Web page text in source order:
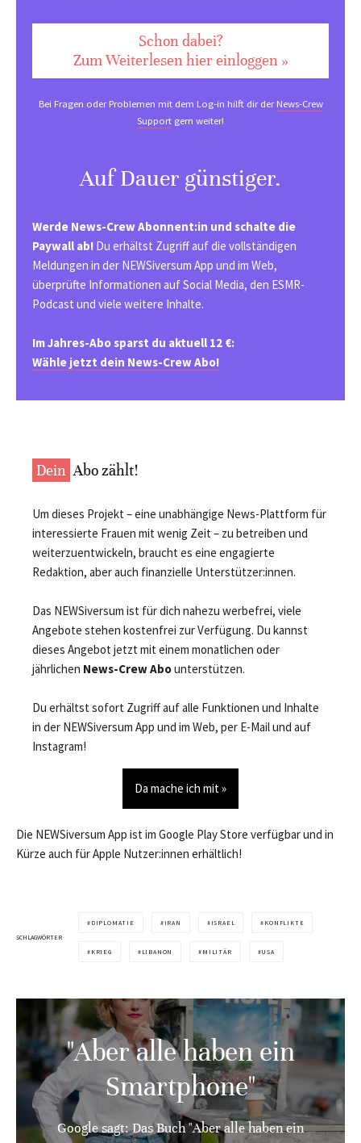
Schon dabei?
Zum Weiterlesen hier einloggen »
Bei Fragen oder Problemen mit dem Log-in hilft dir derNews-Crew
Support gern weiter!
Auf Dauer günstiger.
Werde News-Crew Abonnent:in und schalte die
Paywall ab! Du erhältst Zugriff auf die vollständigen
Meldungen in der NEWSiversum App und im Web,
überprüfte Informationen auf Social Media, den ESMR-
Podcast und viele weitere Inhalte.
Im Jahres-Abo sparst du aktuell 12 €:
Wähle jetzt dein News-Crew Abo!
Dein Abo zählt!
Um dieses Projekt – eine unabhängige News-Plattform für
interessierte Frauen mit wenig Zeit – zu betreiben und
weiterzuentwickeln, braucht es eine engagierte
Redaktion, aber auch finanzielle Unterstützer:innen.
Das NEWSiversum ist für dich nahezu werbefrei, viele
Angebote stehen kostenfrei zur Verfügung. Du kannst
dieses Angebot jetzt mit einem monatlichen oder
jährlichen News-Crew Abounterstützen.
Du erhältst sofort Zugriff auf alle Funktionen und Inhalte
in der NEWSiversum App und im Web, per E-Mail und auf
Instagram!
Da mache ich mit »
Die NEWSiversum App ist im Google Play Store verfügbar und in
Kürze auch für Apple Nutzer:innen erhältlich!
SCHLAGWÖRTER
DIPLOMATIE IRAN ISRAEL KONFLIKTE
KRIEG LIBANON MILITÄR USA
"Aber alle haben ein
Smartphone"
Google sagt: Das Buch "Aber alle haben ein